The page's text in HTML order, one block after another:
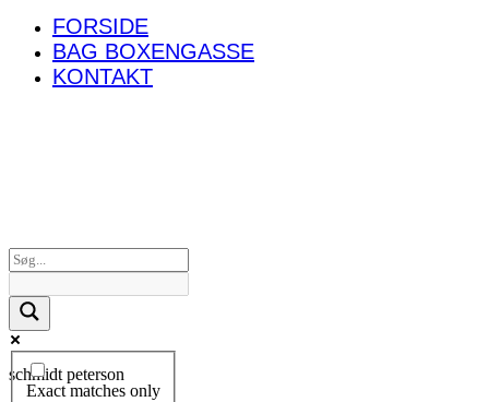
FORSIDE
BAG BOXENGASSE
KONTAKT
Exact matches only
schmidt peterson